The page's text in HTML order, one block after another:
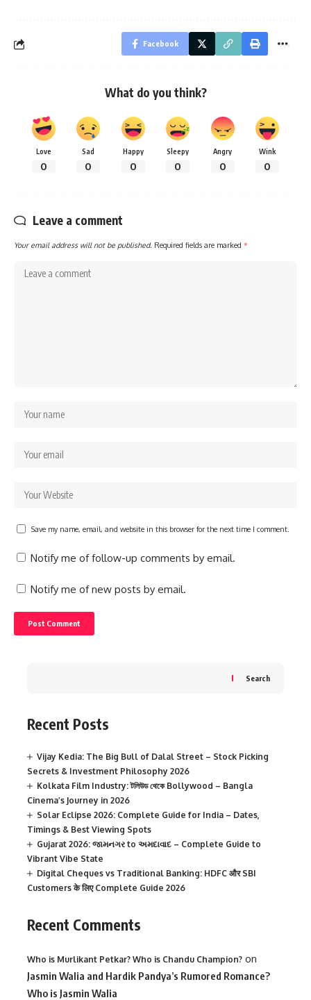
Facebook
What do you think?
Love
0
Sad
0
Happy
0
Sleepy
0
Angry
0
Wink
0
Leave a comment
Your email address will not be published. Required fields are marked *
Save my name, email, and website in this browser for the next time I comment.
Notify me of follow-up comments by email.
Notify me of new posts by email.
Search
Recent Posts
Vijay Kedia: The Big Bull of Dalal Street – Stock Picking
Secrets & Investment Philosophy 2026
Kolkata Film Industry: টলিউড থেকে Bollywood – Bangla
Cinema’s Journey in 2026
Solar Eclipse 2026: Complete Guide for India – Dates,
Timings & Best Viewing Spots
Gujarat 2026: જામનગર to અમદાવાદ – Complete Guide to
Vibrant Vibe State
Digital Cheques vs Traditional Banking: HDFC और SBI
Customers के लिए Complete Guide 2026
Recent Comments
Who is Murlikant Petkar? Who is Chandu Champion? on
Jasmin Walia and Hardik Pandya’s Rumored Romance?
Who is Jasmin Walia